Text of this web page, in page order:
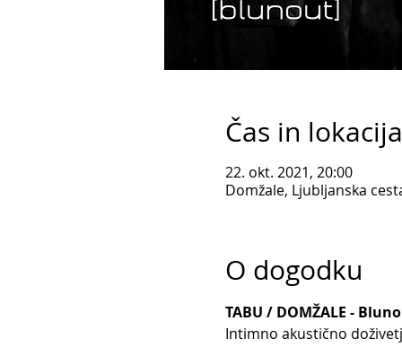
Čas in lokacija
22. okt. 2021, 20:00
Domžale, Ljubljanska
O dogodku
TABU / DOMŽALE -
Intimno akustično